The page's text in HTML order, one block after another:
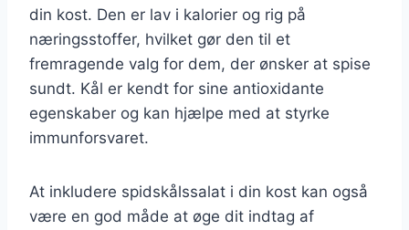
din kost. Den er lav i kalorier og rig på
næringsstoffer, hvilket gør den til et
fremragende valg for dem, der ønsker at spise
sundt. Kål er kendt for sine antioxidante
egenskaber og kan hjælpe med at styrke
immunforsvaret.
At inkludere spidskålssalat i din kost kan også
være en god måde at øge dit indtag af